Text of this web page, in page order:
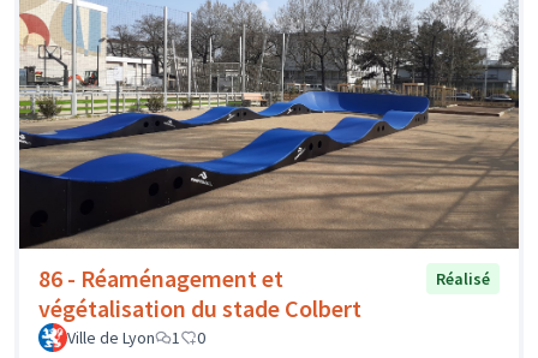
86 - Réaménagement et
végétalisation du stade Colbert
Réalisé
Ville de Lyon 1 0